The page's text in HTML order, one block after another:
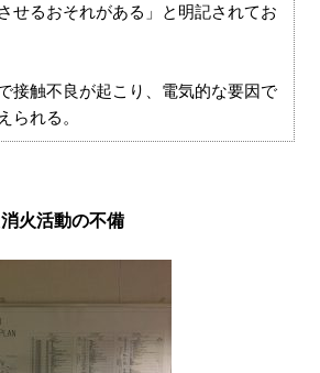
せるおそれがある」と明記されてお
接触不良が起こり、電気的な要因で
られる。
火活動の不備